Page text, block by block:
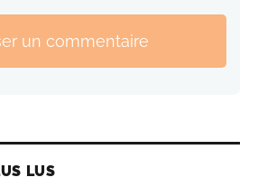
un commentaire
LUS